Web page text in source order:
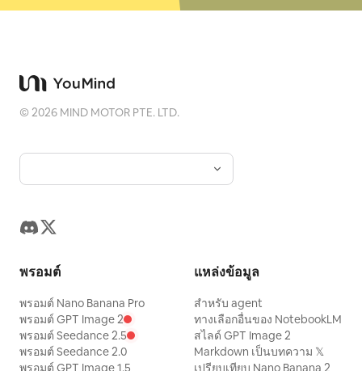
©2026 MIND MOTOR PTE. LTD.
พรอมต์
พรอมต์ Nano Banana Pro
พรอมต์ GPT Image 2
พรอมต์ Seedance 2.5
พรอมต์ Seedance 2.0
พรอมต์ GPT Image 1.5
แหล่งข้อมูล
สำหรับ agent
ทางเลือกอื่นของ NotebookLM
สไลด์ GPT Image 2
Markdown เป็นบทความ 𝕏
เปรียบเทียบ Nano Banana 2